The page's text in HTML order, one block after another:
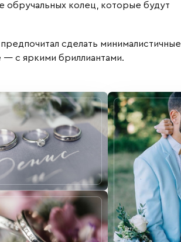
обручальных колец, которые будут
сделать минималистичные
— с яркими бриллиантами.